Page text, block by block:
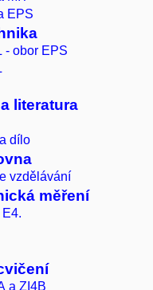
EPS
- obor EPS
literatura
dílo
vzdělávání
měření
a ZI4B